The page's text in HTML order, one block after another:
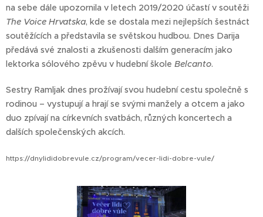
na sebe dále upozornila v letech 2019/2020 účastí v soutěži
The Voice Hrvatska, kde se dostala mezi nejlepších šestnáct
soutěžících a představila se světskou hudbou. Dnes Darija
předává své znalosti a zkušenosti dalším generacím jako
lektorka sólového zpěvu v hudební škole Belcanto.
Sestry Ramljak dnes prožívají svou hudební cestu společně s
rodinou – vystupují a hrají se svými manžely a otcem a jako
duo zpívají na církevních svatbách, různých koncertech a
dalších společenských akcích.
https://dnylididobrevule.cz/program/vecer-lidi-dobre-vule/